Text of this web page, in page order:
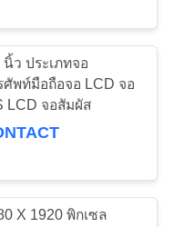
งสําห
26
นิ้ว ประเภทจอ
ศัพท์มือถือจอ LCD จอ
LCD จอสัมผัส
X 1920 พิกเซล